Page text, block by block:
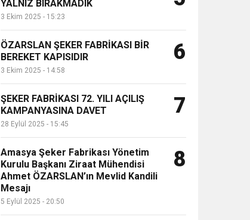
YALNIZ BIRAKMADIK
3 Ekim 2025 - 15:23
ÖZARSLAN ŞEKER FABRİKASI BİR
BEREKET KAPISIDIR
3 Ekim 2025 - 14:58
6
ŞEKER FABRİKASI 72. YILI AÇILIŞ
KAMPANYASINA DAVET
28 Eylül 2025 - 15:45
7
Amasya Şeker Fabrikası Yönetim
Kurulu Başkanı Ziraat Mühendisi
Ahmet ÖZARSLAN’ın Mevlid Kandili
Mesajı
5 Eylül 2025 - 20:50
8